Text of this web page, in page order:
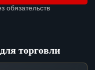
обязательств
торговли